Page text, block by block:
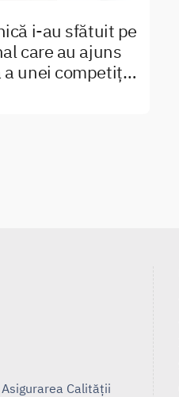
i-au sfătuit pe
care au ajuns
unei competiții